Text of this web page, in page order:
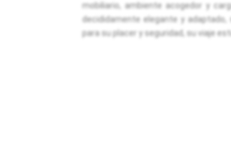
mobiliario, ambiente acogedor y
decididamente elegante y
para su placer y seguridad, su viaje